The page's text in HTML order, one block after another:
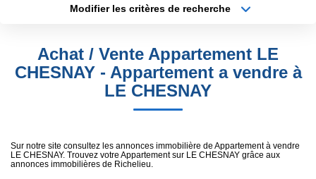
GESTION
CONTACT
Modifier les critères de recherche
Sélectionnez...
Type de bien
Surface min
Achat / Vente Appartement LE
CHESNAY - Appartement a vendre à
LE CHESNAY
Sur notre site consultez les annonces immobilière de Appartement à vendre
LE CHESNAY. Trouvez votre Appartement sur LE CHESNAY grâce aux
annonces immobilières de Richelieu.